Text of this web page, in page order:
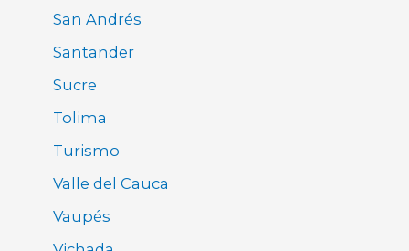
San Andrés
Santander
Sucre
Tolima
Turismo
Valle del Cauca
Vaupés